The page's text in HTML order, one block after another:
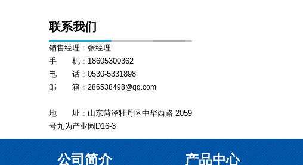
联系我们
销售经理：张经理
手 机：18605300362
电 话：0530-5331898
邮 箱： 286538498@qq.com
地 址：山东菏泽牡丹区中华西路 2059
号九为产业园D16-3
公司简介 产品中心